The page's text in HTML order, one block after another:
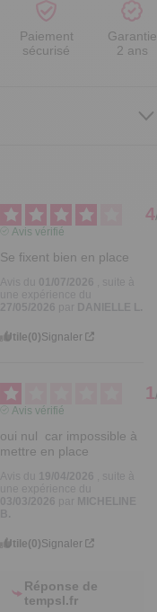
Paiement
sécurisé
Garantie
2 ans
4
Avis vérifié
Se fixent bien en place
Utile(0)Signaler
1
Avis vérifié
oui nul  car impossible à
mettre en place
Utile(0)Signaler
Réponse de
tempsl.fr